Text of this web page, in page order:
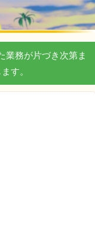
業務が片づき次第ま
す。